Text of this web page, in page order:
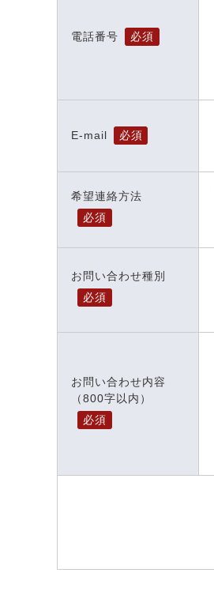
電話番号 必須
E-mail 必須
希望連絡方法
必須
お問い合わせ種別
必須
お問い合わせ内容
（800字以内）
必須